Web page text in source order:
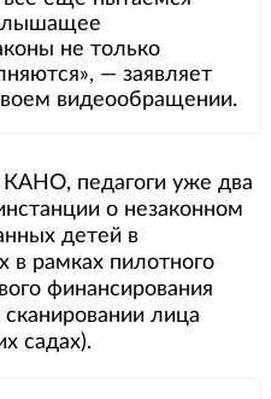
не только
— заявляет
видеообращении.
КАНО, педагоги уже два
о незаконном
детей в
рамках пилотного
финансирования
лица
садах).